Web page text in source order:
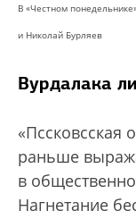
В «Честном
и Николай Бурляев
Вурдалака
«Пссковсская
раньше
в
Нагнетание